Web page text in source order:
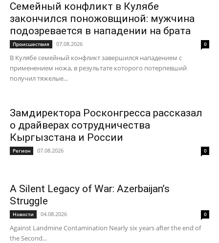
Семейный конфликт в Кулябе
закончился поножовщиной: мужчина
подозревается в нападении на брата
Происшествия 07.08.2026 0
В Кулябе семейный конфликт завершился нападением с
применением ножа, в результате которого потерпевший
получил тяжелые...
Замдиректора Росконгресса рассказал
о драйверах сотрудничества
Кыргызстана и России
Регион 07.08.2026 0
A Silent Legacy of War: Azerbaijan’s
Struggle
Новости 04.08.2026 0
Against Landmine Contamination Nearly six years after the end of
the Second...